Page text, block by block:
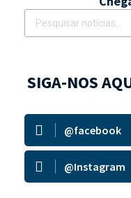
SIGA-NOS
@facebook
@Instagram